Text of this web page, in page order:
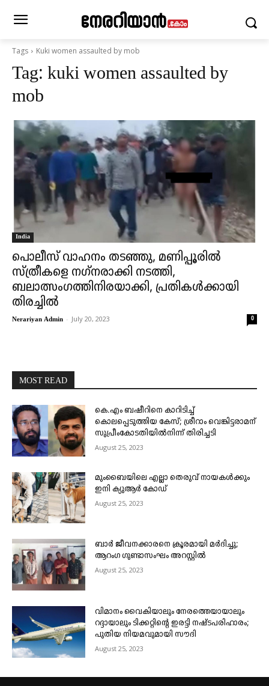
Tags Kuki women assaulted by mob
Tag: kuki women assaulted by
mob
India
പൊലീസ് വാഹനം തടഞ്ഞു, മണിപ്പൂരില്‍
സ്ത്രീകളെ നഗ്‌നരാക്കി നടത്തി,
ബലാത്സംഗത്തിനിരയാക്കി, പ്രതികള്‍ക്കായി
തിരച്ചില്‍
Nerariyan Admin - July 20, 2023 0
MOST READ
കെ.എം ബഷീറിനെ കാറിടിച്ച്
കൊലപ്പെടുത്തിയ കേസ്; ശ്രീറാം വെങ്കിട്ടരാമന്
സുപ്രീംകോടതിയിൽനിന്ന് തിരിച്ചടി
August 25, 2023
മുംബൈയിലെ എല്ലാ തെരുവ് നായകൾക്കും
ഇനി ക്യുആർ കോഡ്
August 25, 2023
ബാർ ജീവനക്കാരനെ ക്രൂരമായി മർദിച്ചു;
ആറംഗ ഗുണ്ടാസംഘം അറസ്റ്റിൽ
August 25, 2023
വിമാനം വൈകിയാലും നേരത്തെയായാലും
റദ്ദായാലും ടിക്കറ്റിന്റെ ഇരട്ടി നഷ്ടപരിഹാരം;
പുതിയ നിയമവുമായി സൗദി
August 25, 2023